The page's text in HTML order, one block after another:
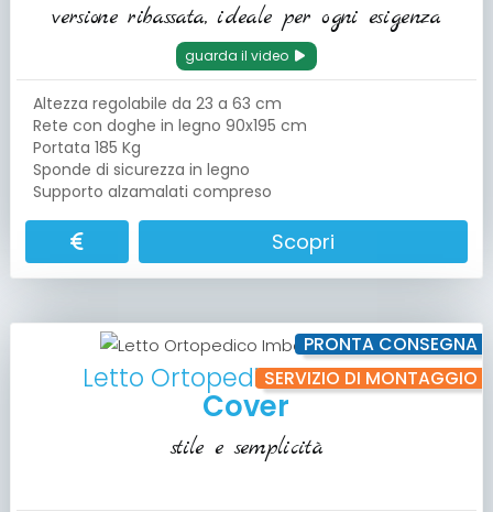
versione ribassata, ideale per ogni esigenza
guarda il video
Altezza regolabile da 23 a 63 cm
Rete con doghe in legno 90x195 cm
Portata 185 Kg
Sponde di sicurezza in legno
Supporto alzamalati compreso
Scopri
PRONTA CONSEGNA
SERVIZIO DI MONTAGGIO
Letto Ortopedico Imbottito
Cover
stile e semplicità